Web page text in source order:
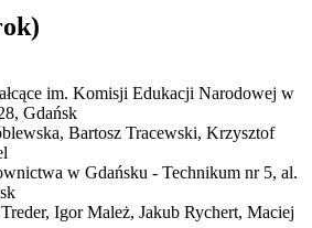
im. Komisji Edukacji Narodowej w
Gdańsk
Bartosz Tracewski, Krzysztof
w Gdańsku - Technikum nr 5, al.
Igor Mależ, Jakub Rychert, Maciej